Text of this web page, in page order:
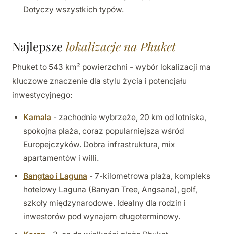
Dotyczy wszystkich typów.
Najlepsze lokalizacje na Phuket
Phuket to 543 km² powierzchni - wybór lokalizacji ma
kluczowe znaczenie dla stylu życia i potencjału
inwestycyjnego:
Kamala - zachodnie wybrzeże, 20 km od lotniska,
spokojna plaża, coraz popularniejsza wśród
Europejczyków. Dobra infrastruktura, mix
apartamentów i willi.
Bangtao i Laguna - 7-kilometrowa plaża, kompleks
hotelowy Laguna (Banyan Tree, Angsana), golf,
szkoły międzynarodowe. Idealny dla rodzin i
inwestorów pod wynajem długoterminowy.